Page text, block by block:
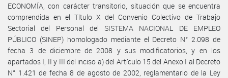
ECONOMÍA, con carácter transitorio, situación que se encuentra
comprendida en el Título X del Convenio Colectivo de Trabajo
Sectorial del Personal del SISTEMA NACIONAL DE EMPLEO
PÚBLICO (SINEP) homologado mediante el Decreto N° 2.098 de
fecha 3 de diciembre de 2008 y sus modificatorios, y en los
apartados I, II y III del inciso a) del Artículo 15 del Anexo I al Decreto
N° 1.421 de fecha 8 de agosto de 2002, reglamentario de la Ley